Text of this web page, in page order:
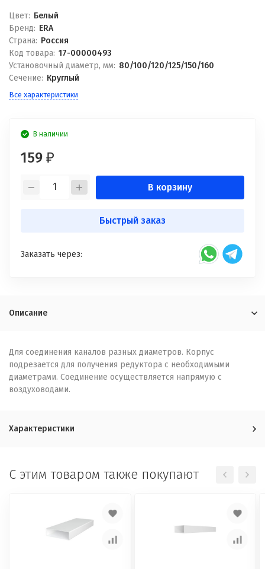
Цвет: Белый
Бренд: ERA
Страна: Россия
Код товара: 17-00000493
Установочный диаметр, мм: 80/100/120/125/150/160
Сечение: Круглый
Все характеристики
В наличии
159 ₽
В корзину
Быстрый заказ
Заказать через:
Описание
Для соединения каналов разных диаметров. Корпус
подрезается для получения редуктора с необходимыми
диаметрами. Соединение осуществляется напрямую с
воздуховодами.
Характеристики
C этим товаром также покупают